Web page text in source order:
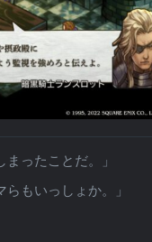
ったことだ。」
もいっしょか。」